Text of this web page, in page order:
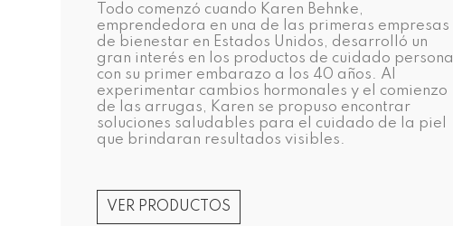
Todo comenzó cuando Karen Behnke,
emprendedora en una de las primeras empresas
de bienestar en Estados Unidos, desarrolló un
gran interés en los productos de cuidado personal
con su primer embarazo a los 40 años. Al
experimentar cambios hormonales y el comienzo
de las arrugas, Karen se propuso encontrar
soluciones saludables para el cuidado de la piel
que brindaran resultados visibles.
VER PRODUCTOS